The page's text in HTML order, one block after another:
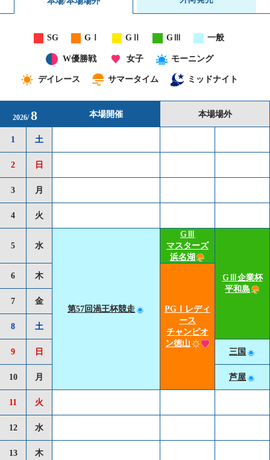
SG GⅠ GⅡ GⅢ 一般
W優勝戦 女子 モーニング
デイレース サマータイム ミッドナイト
2026/8 本場開催 本場場外
1 土
2 日
3 月
4 火
5 水
第57回渦王杯競走
GⅢ
マスターズ
浜名湖
GⅢ企業杯
平和島
6 木
PGⅠレディ
ース
チャンピオ
ン徳山
7 金
8 土
9 日 三国
10 月 芦屋
11 火
12 水
13 木